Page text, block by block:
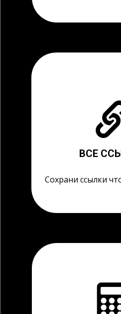
ВСЕ
Сохрани ссылки